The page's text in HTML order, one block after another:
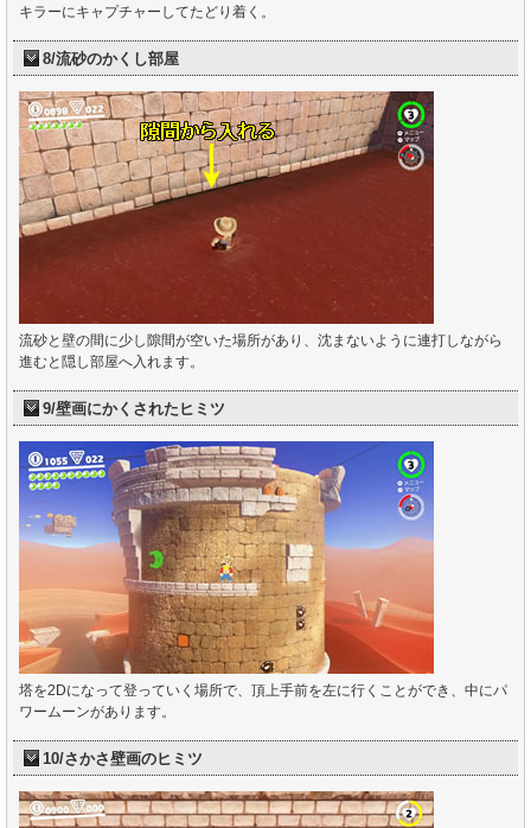
キラーにキャプチャーしてたどり着く。
8/流砂のかくし部屋
流砂と壁の間に少し隙間が空いた場所があり、沈まないように連打しながら
進むと隠し部屋へ入れます。
9/壁画にかくされたヒミツ
塔を2Dになって登っていく場所で、頂上手前を左に行くことができ、中にパ
ワームーンがあります。
10/さかさ壁画のヒミツ